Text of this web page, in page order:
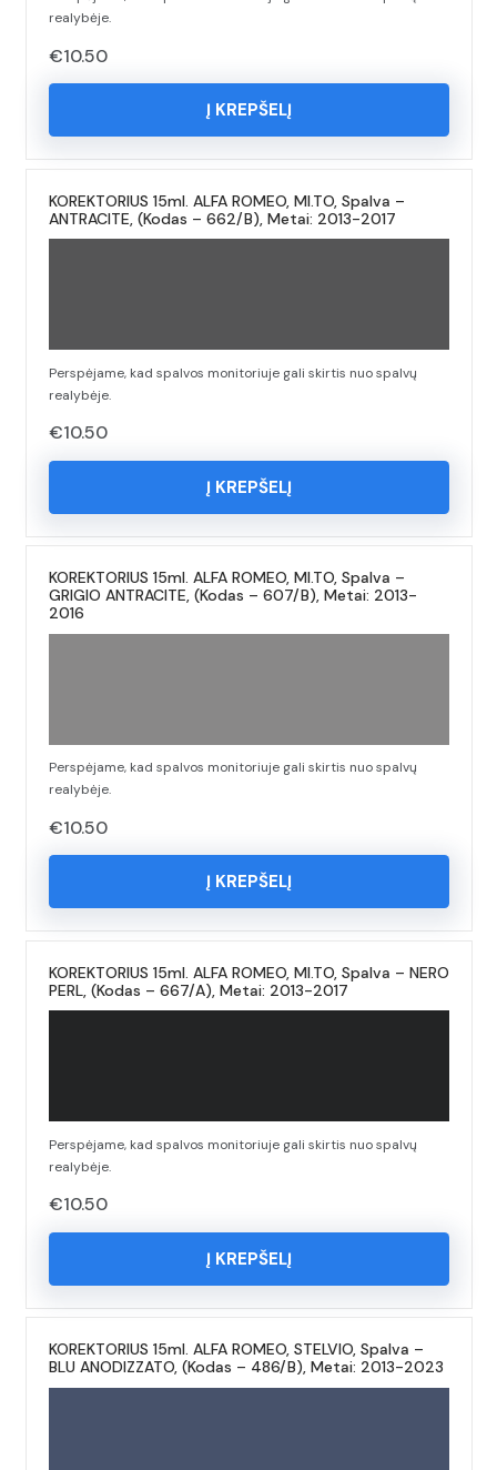
realybėje.
€10.50
Į KREPŠELĮ
KOREKTORIUS 15ml. ALFA ROMEO, MI.TO, Spalva –
ANTRACITE, (Kodas – 662/B), Metai: 2013-2017
Perspėjame, kad spalvos monitoriuje gali skirtis nuo spalvų
realybėje.
€10.50
Į KREPŠELĮ
KOREKTORIUS 15ml. ALFA ROMEO, MI.TO, Spalva –
GRIGIO ANTRACITE, (Kodas – 607/B), Metai: 2013-
2016
Perspėjame, kad spalvos monitoriuje gali skirtis nuo spalvų
realybėje.
€10.50
Į KREPŠELĮ
KOREKTORIUS 15ml. ALFA ROMEO, MI.TO, Spalva – NERO
PERL, (Kodas – 667/A), Metai: 2013-2017
Perspėjame, kad spalvos monitoriuje gali skirtis nuo spalvų
realybėje.
€10.50
Į KREPŠELĮ
KOREKTORIUS 15ml. ALFA ROMEO, STELVIO, Spalva –
BLU ANODIZZATO, (Kodas – 486/B), Metai: 2013-2023